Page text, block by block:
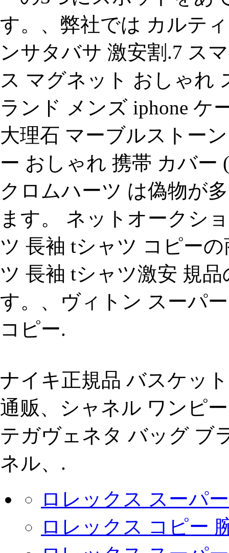
す。、弊社では カルテ
ンサタバサ 激安割.7 ス
ス マグネット おしゃれ
ランド メンズ iphone ケ
大理石 マーブルストー
ー おしゃれ 携帯 カバー
クロムハーツ は偽物が
ます。 ネットオークシ
ツ 長袖 tシャツ コピー
ツ 長袖 tシャツ激安 規
す。、ヴィトン スーパ
コピー.
ナイキ正規品 バスケッ
通贩、シャネル ワンピ
テガヴェネタ バッグ ブ
ネル、.
ロレックス スーパ
ロレックス コピー